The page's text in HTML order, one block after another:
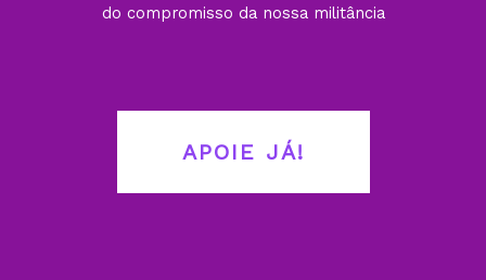
do compromisso da nossa militância
APOIE JÁ!